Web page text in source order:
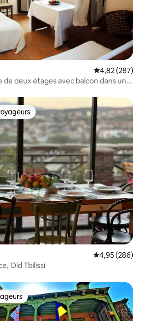
Note
4,82 (287)
deux étages avec balcon dans un
parmi les plus aimés
Note
4,95 (286)
Old Tbilissi